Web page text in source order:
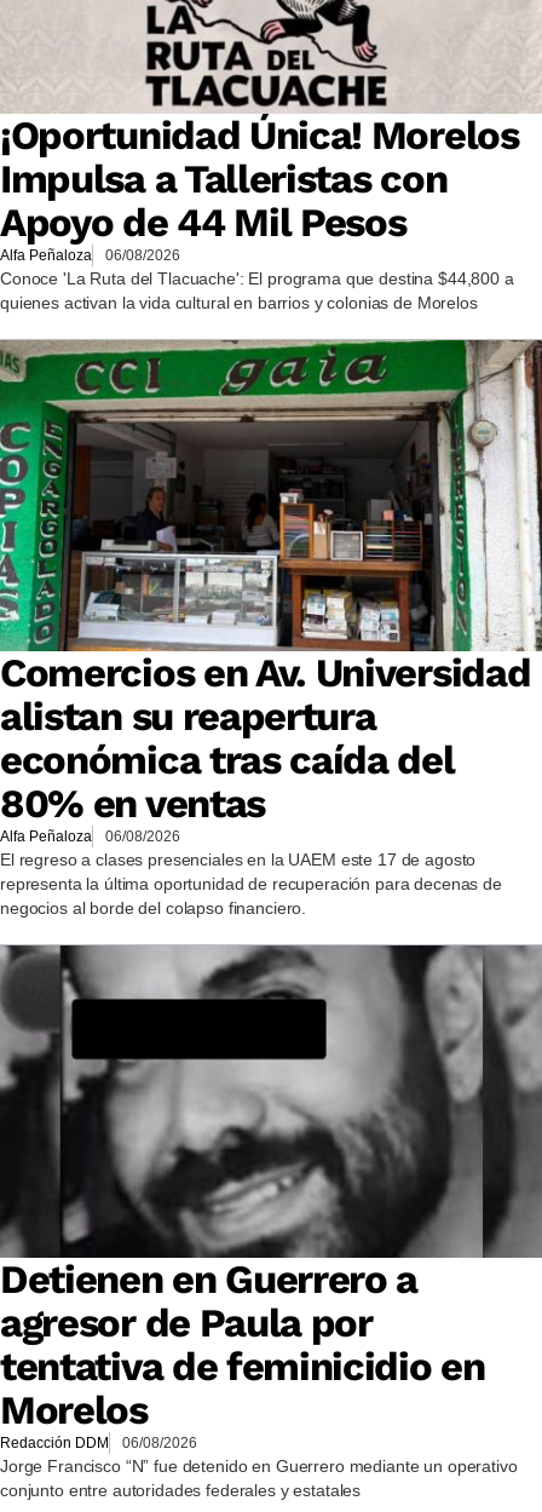
¡Oportunidad Única! Morelos
Impulsa a Talleristas con
Apoyo de 44 Mil Pesos
Alfa Peñaloza 06/08/2026
Conoce 'La Ruta del Tlacuache': El programa que destina $44,800 a
quienes activan la vida cultural en barrios y colonias de Morelos
Comercios en Av. Universidad
alistan su reapertura
económica tras caída del
80% en ventas
Alfa Peñaloza 06/08/2026
El regreso a clases presenciales en la UAEM este 17 de agosto
representa la última oportunidad de recuperación para decenas de
negocios al borde del colapso financiero.
Detienen en Guerrero a
agresor de Paula por
tentativa de feminicidio en
Morelos
Redacción DDM 06/08/2026
Jorge Francisco “N” fue detenido en Guerrero mediante un operativo
conjunto entre autoridades federales y estatales